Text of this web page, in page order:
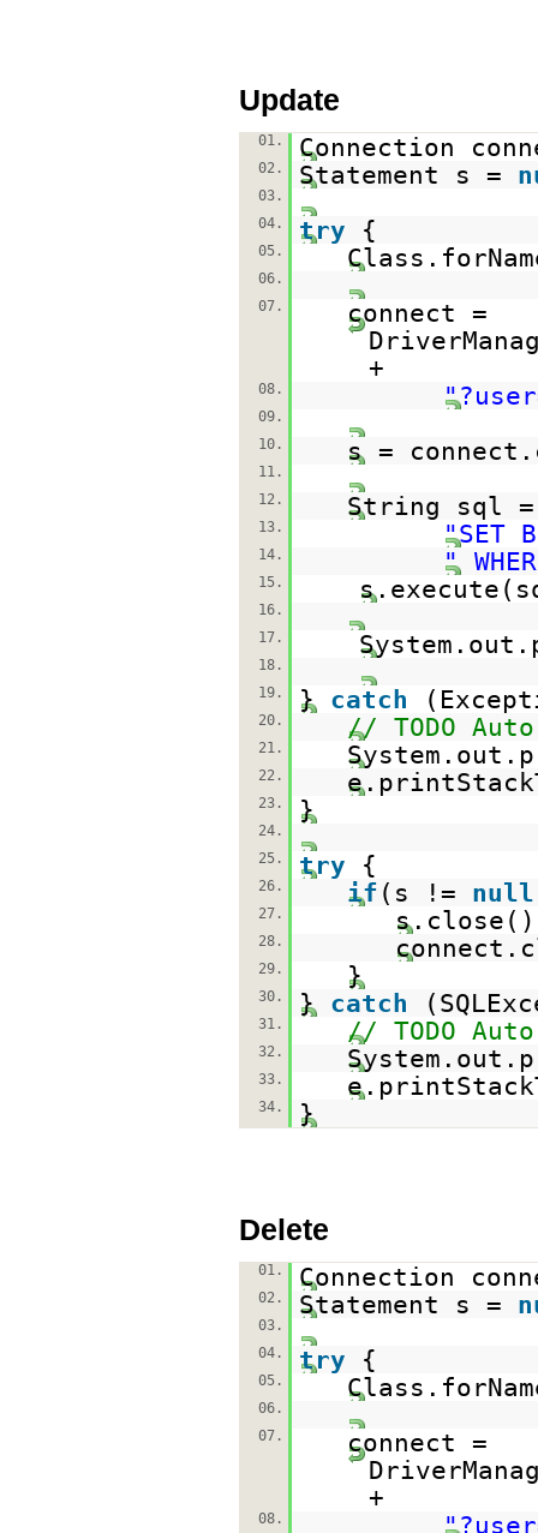
Update
01. Connection
02. Statement s =
03.
04.
try {
05.
06.
07.
connect =
+
08.
09.
10.
s =
11.
12.
String sql
13. "SET
14. "
15.
16.
17.
18.
19.
} catch
20. // TODO
21.
22.
23. }
24.
25.
try {
26. if (s != null
27.
28.
29. }
30. } catch
31. // TODO
32.
33.
34. }
Delete
01. Connection
02. Statement s =
03.
04.
try {
05.
06.
07.
connect =
+
08.